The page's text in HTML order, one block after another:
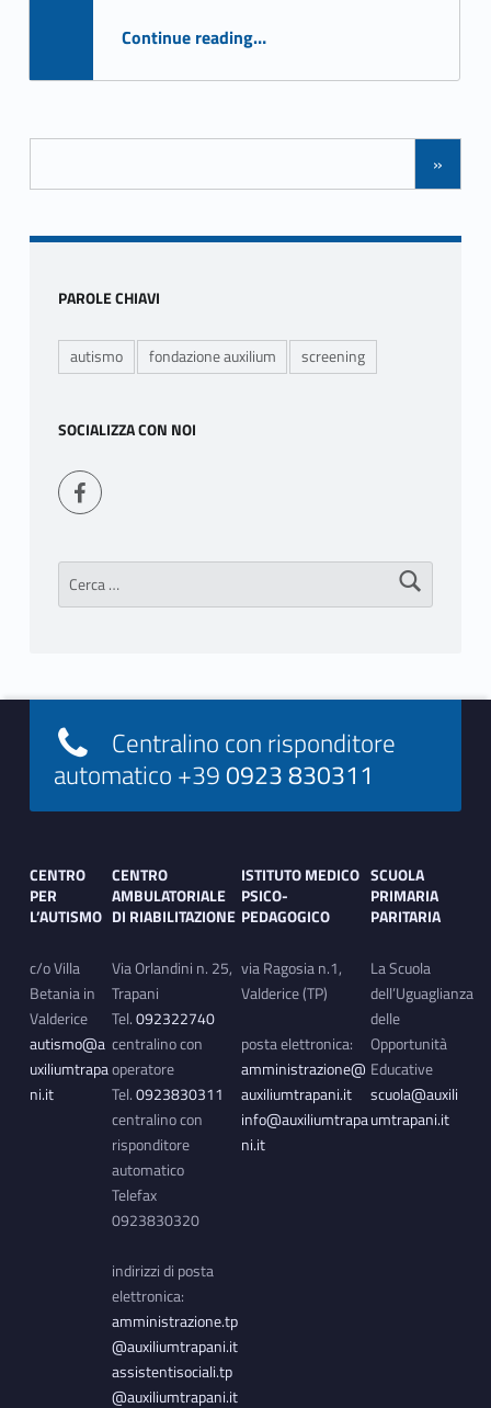
Continue reading…
Posts Navigation
»
Sidebar
PAROLE CHIAVI
autismo fondazione auxilium screening
SOCIALIZZA CON NOI
Seguici su Facebook
Ricerca per:
Footer info sidebar
Centralino con risponditore
automatico +390923 830311
CENTRO
PER
L’AUTISMO
c/o Villa
Betania in
Valderice
autismo@a
uxiliumtrapa
ni.it
CENTRO
AMBULATORIALE
DI RIABILITAZIONE
Via Orlandini n. 25,
Trapani
Tel.092322740
centralino con
operatore
Tel.0923830311
centralino con
risponditore
automatico
Telefax
0923830320
indirizzi di posta
elettronica:
amministrazione.tp
@auxiliumtrapani.it
assistentisociali.tp
@auxiliumtrapani.it
ISTITUTO MEDICO
PSICO-
PEDAGOGICO
via Ragosia n.1,
Valderice (TP)
posta elettronica:
amministrazione@
auxiliumtrapani.it
info@auxiliumtrapa
ni.it
SCUOLA
PRIMARIA
PARITARIA
La Scuola
dell’Uguaglianza
delle
Opportunità
Educative
scuola@auxili
umtrapani.it